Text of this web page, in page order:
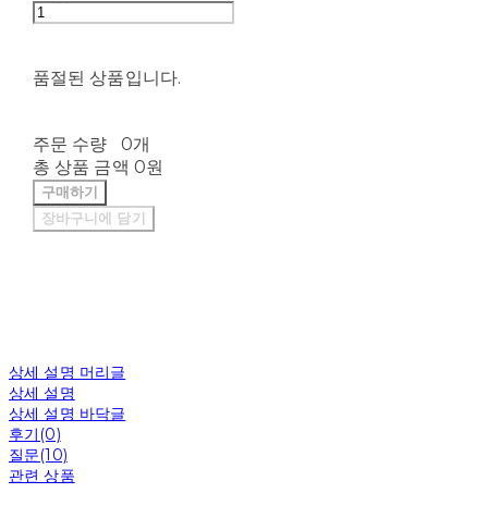
품절된 상품입니다.
주문 수량
0개
총 상품 금액 0원
구매하기
장바구니에 담기
상세 설명 머리글
상세 설명
상세 설명 바닥글
후기(0)
질문(10)
관련 상품